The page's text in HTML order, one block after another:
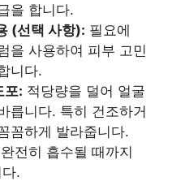
을 합니다.
(선택 사항): 필요에
을 사용하여 피부 고민
니다.
포: 적당량을 덜어 얼굴
릅니다. 특히 건조하거
꼼하게 발라줍니다.
전히 흡수될 때까지
.